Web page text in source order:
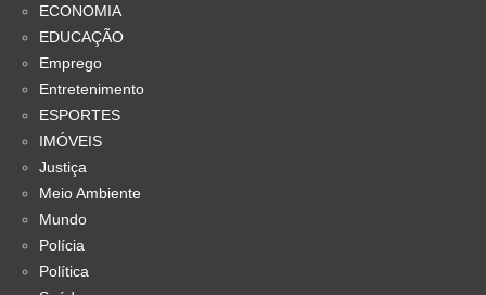
ECONOMIA
EDUCAÇÃO
Emprego
Entretenimento
ESPORTES
IMÓVEIS
Justiça
Meio Ambiente
Mundo
Polícia
Política